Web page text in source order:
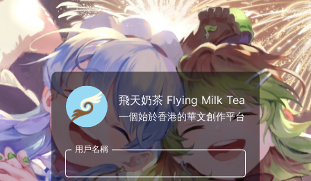
飛天奶茶 Flying Milk Tea
一個始於香港的華文創作平台
用戶名稱